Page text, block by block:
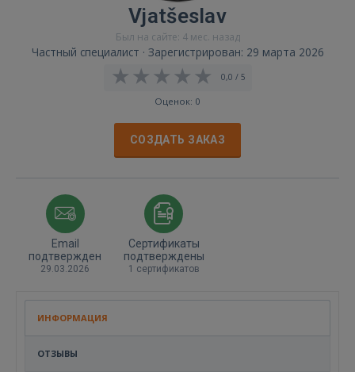
Vjatšeslav
Был на сайте: 4 мес. назад
Частный специалист · Зарегистрирован: 29 марта 2026
0,0 / 5
Оценок: 0
СОЗДАТЬ ЗАКАЗ
Email
подтвержден
29.03.2026
Сертификаты
подтверждены
1 сертификатов
ИНФОРМАЦИЯ
ОТЗЫВЫ